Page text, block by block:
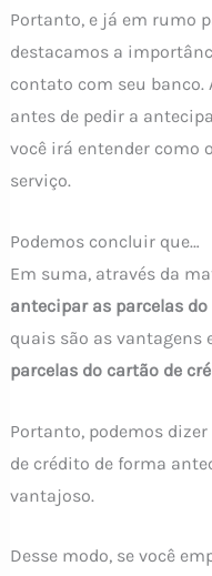
Portanto, e já em rumo
destacamos a
contato com seu banco.
antes de pedir a
você irá entender como
serviço.
Podemos concluir que…
Em suma, através da
antecipar as parcelas
quais são as vantagens
parcelas do cartão de
Portanto, podemos
de crédito de forma
vantajoso.
Desse modo, se você